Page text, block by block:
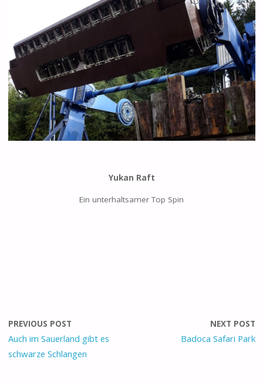
Yukan Raft
Ein unterhaltsamer Top Spin
PREVIOUS POST
Auch im Sauerland gibt es
schwarze Schlangen
NEXT POST
Badoca Safari Park